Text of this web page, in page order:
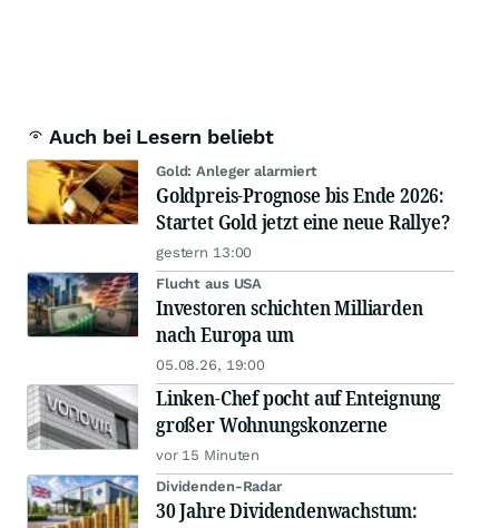
Auch bei Lesern beliebt
Gold: Anleger alarmiert
Goldpreis-Prognose bis Ende 2026:
Startet Gold jetzt eine neue Rallye?
gestern 13:00
Flucht aus USA
Investoren schichten Milliarden
nach Europa um
05.08.26, 19:00
Linken-Chef pocht auf Enteignung
großer Wohnungskonzerne
vor 15 Minuten
Dividenden-Radar
30 Jahre Dividendenwachstum: